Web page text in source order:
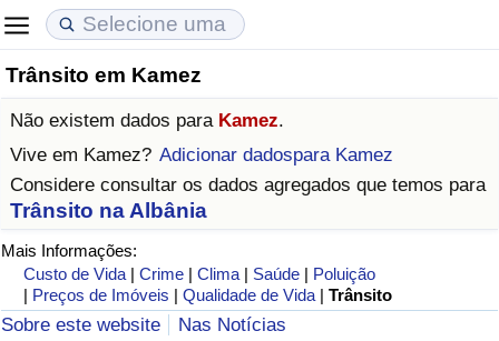
Trânsito em Kamez
Não existem dados para Kamez.
Vive em Kamez? Adicionar dadospara Kamez
Considere consultar os dados agregados que temos para
Trânsito na Albânia
Mais Informações:
Custo de Vida |Crime |Clima | Saúde | Poluição
| Preços de Imóveis |Qualidade de Vida |Trânsito
Sobre este website
Nas Notícias
Custo de Vida
Indicador de Custo de Vida
Indicador de Custo de Vida Por País
em Aqaba
Preços de Imóveis
Indicador de Preços de Imóveis
Indicador de Preços de Imóveis por País
Qualidade de Vida
Indicador de Qualidade de Vida (Atual)
Índice de qualidade de vida por país
Crime